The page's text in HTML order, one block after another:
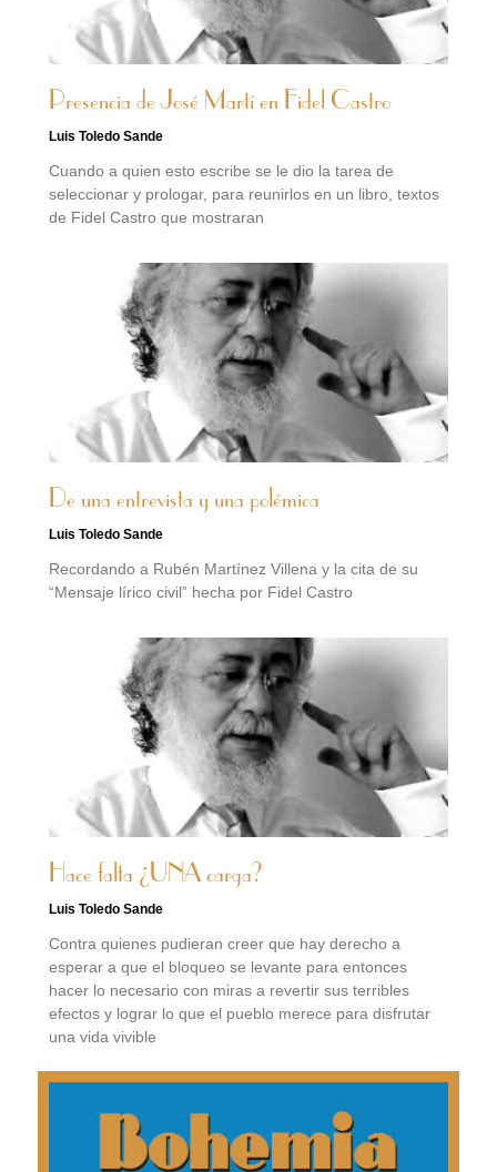
Presencia de José Martí en Fidel Castro
Luis Toledo Sande
Cuando a quien esto escribe se le dio la tarea de
seleccionar y prologar, para reunirlos en un libro, textos
de Fidel Castro que mostraran
De una entrevista y una polémica
Luis Toledo Sande
Recordando a Rubén Martínez Villena y la cita de su
“Mensaje lírico civil” hecha por Fidel Castro
Hace falta ¿UNA carga?
Luis Toledo Sande
Contra quienes pudieran creer que hay derecho a
esperar a que el bloqueo se levante para entonces
hacer lo necesario con miras a revertir sus terribles
efectos y lograr lo que el pueblo merece para disfrutar
una vida vivible